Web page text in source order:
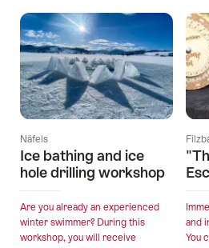
Näfels
Ice bathing and ice
hole drilling workshop
Are you already an experienced
winter swimmer? During this
workshop, you will receive
and
You